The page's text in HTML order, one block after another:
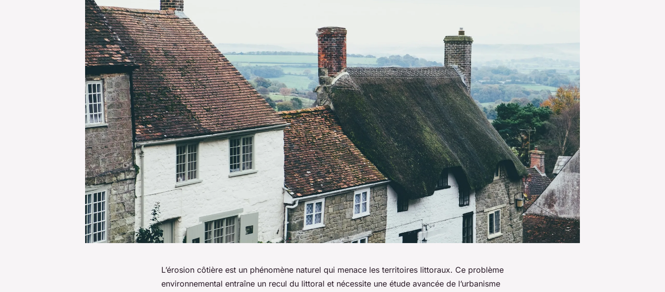
L’érosion côtière est un phénomène naturel qui menace les territoires littoraux. Ce problème
environnemental entraîne un recul du littoral et nécessite une étude avancée de l’urbanisme